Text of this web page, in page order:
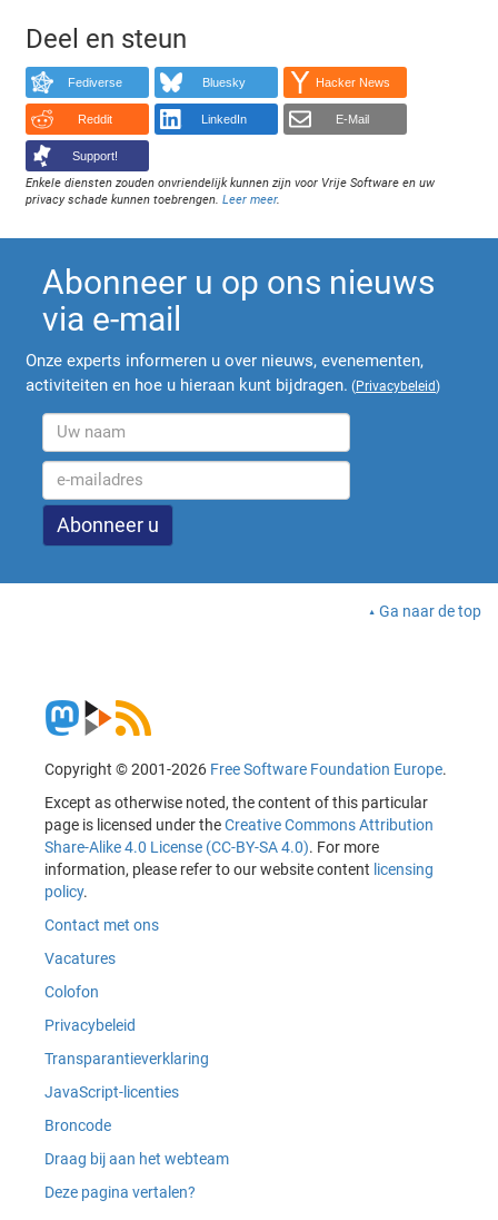
Deel en steun
Fediverse Bluesky Hacker News
Reddit LinkedIn E-Mail
Support!
Enkele diensten zouden onvriendelijk kunnen zijn voor Vrije Software en uw
privacy schade kunnen toebrengen.Leer meer.
Abonneer u op ons nieuws
via e-mail
Onze experts informeren u over nieuws, evenementen,
activiteiten en hoe u hieraan kunt bijdragen. (Privacybeleid)
Ga naar de top
Copyright © 2001-2026 Free Software Foundation Europe.
Except as otherwise noted, the content of this particular
page is licensed under theCreative Commons Attribution
Share-Alike 4.0 License (CC-BY-SA 4.0). For more
information, please refer to our website content licensing
policy.
Contact met ons
Vacatures
Colofon
Privacybeleid
Transparantieverklaring
JavaScript-licenties
Broncode
Draag bij aan het webteam
Deze pagina vertalen?